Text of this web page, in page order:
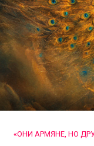
«ОНИ АРМЯНЕ, НО